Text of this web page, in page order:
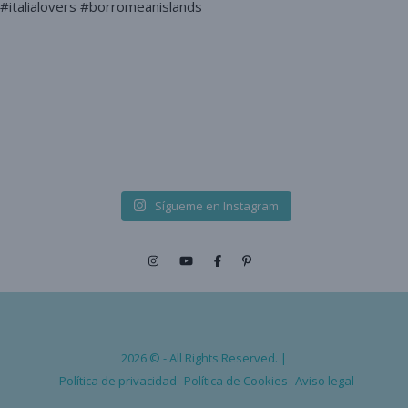
Sígueme en Instagram
2026 © - All Rights Reserved. |
Política de privacidad Política de Cookies Aviso legal